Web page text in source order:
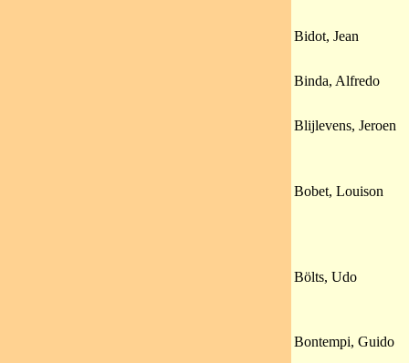
Bidot, Jean
Binda, Alfredo
Blijlevens, Jeroen
Bobet, Louison
Bölts, Udo
Bontempi, Guido